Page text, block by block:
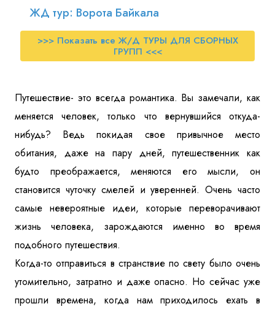
ЖД тур: Ворота Байкала
>>> Показать все Ж/Д ТУРЫ ДЛЯ СБОРНЫХ
ГРУПП <<<
Путешествие- это всегда романтика. Вы замечали, как
меняется человек, только что вернувшийся откуда-
нибудь? Ведь покидая свое привычное место
обитания, даже на пару дней, путешественник как
будто преображается, меняются его мысли, он
становится чуточку смелей и уверенней. Очень часто
самые невероятные идеи, которые переворачивают
жизнь человека, зарождаются именно во время
подобного путешествия.
Когда-то отправиться в странствие по свету было очень
утомительно, затратно и даже опасно. Но сейчас уже
прошли времена, когда нам приходилось ехать в